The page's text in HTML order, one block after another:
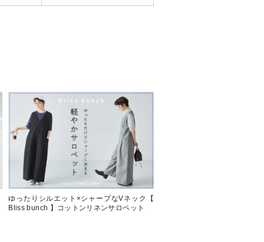
ゆったりシルエット×シャープなVネック【
Bliss bunch 】コットンリネンサロペット